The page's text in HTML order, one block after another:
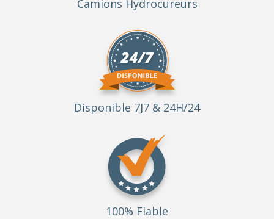
Camions Hydrocureurs
Disponible 7J7 & 24H/24
100% Fiable